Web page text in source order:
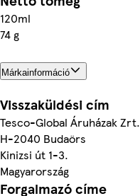
120ml
74 g
Márkainformáció
Visszaküldési cím
Tesco-Global Áruházak Zrt.
H-2040 Budaörs
Kinizsi út 1-3.
Magyarország
Forgalmazó címe